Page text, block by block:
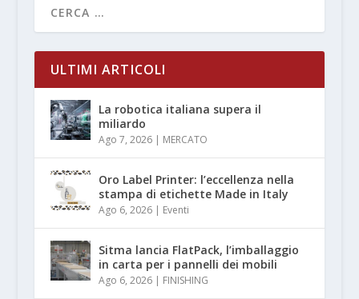
ULTIMI ARTICOLI
La robotica italiana supera il
miliardo
Ago 7, 2026| MERCATO
Oro Label Printer: l’eccellenza nella
stampa di etichette Made in Italy
Ago 6, 2026| Eventi
Sitma lancia FlatPack, l’imballaggio
in carta per i pannelli dei mobili
Ago 6, 2026| FINISHING